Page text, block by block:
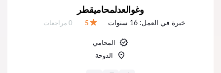
وغوالعدلمحاميقطر
خبرة في العمل: 16 سنوات 5 عدد المراجعات:
0 مراجعات
المحامي
الدوحة